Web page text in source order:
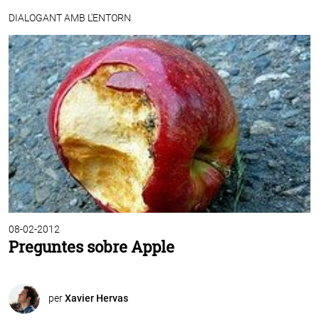
DIALOGANT AMB L'ENTORN
08-02-2012
Preguntes sobre Apple
perXavier Hervas